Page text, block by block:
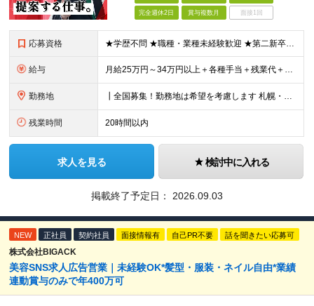
完全週休2日 賞与複数月 面接1回
応募資格 ★学歴不問 ★職種・業種未経験歓迎 ★第二新卒歓迎 ＜こんな方にオススメ＞ ◎一つの商材ではなく、幅広い提案で勝負したい ◎成長企業でスケールの大きい仕事に挑戦したい ◎実力を評価されたい＆腰を据え
給与 月給25万円～34万円以上＋各種手当＋残業代＋賞与年2回 初年度想定年収：348万円～ ※経験・能力を考慮のうえ優遇します。 ※上記にはエリア給（10,000円～15,000円）、見込み残業代（20
勤務地 ┃全国募集！勤務地は希望を考慮します 札幌・仙台・東京・横浜・金沢・名古屋・大阪・京都・広島・福岡 募集 ※上記のほか、全国に拠点あり ※キャリアアップやキャリアシフトに伴う転勤も一部ありますが、基
残業時間 20時間以内
求人を見る 検討中に入れる
掲載終了予定日： 2026.09.03
NEW 正社員 契約社員 面接情報有 自己PR不要 話を聞きたい応募可
株式会社BIGACK
美容SNS求人広告営業｜未経験OK*髪型・服装・ネイル自由*業績
連動賞与のみで年400万可